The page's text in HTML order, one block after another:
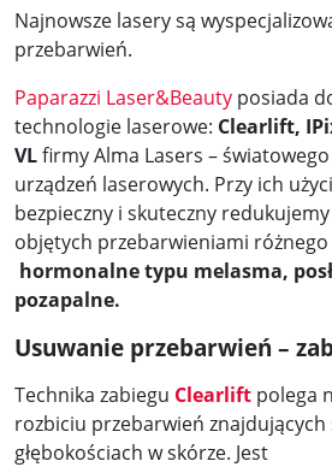
Najnowsze lasery są
przebarwień.
Paparazzi Laser&Beauty posiada
technologie laserowe: Clearlift,
VLfirmy Alma Lasers –
urządzeń laserowych. Przy ich
bezpieczny i skuteczny
objętych przebarwieniami
hormonalne typu melasma,
pozapalne.
Usuwanie przebarwień –
Technika zabiegu Clearlift polega
rozbiciu przebarwień znajdujących
głębokościach w skórze. Jest